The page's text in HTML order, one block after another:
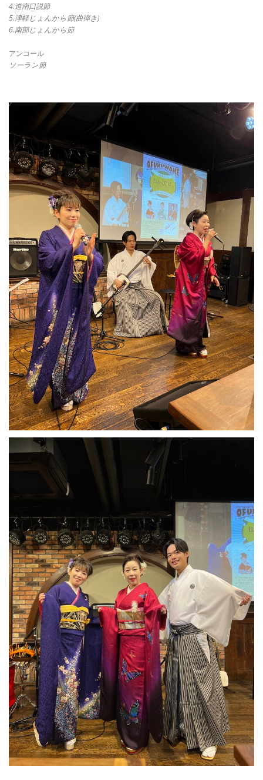
4.道南口説節
5.津軽じょんから節(曲弾き)
6.南部じょんから節
アンコール
ソーラン節